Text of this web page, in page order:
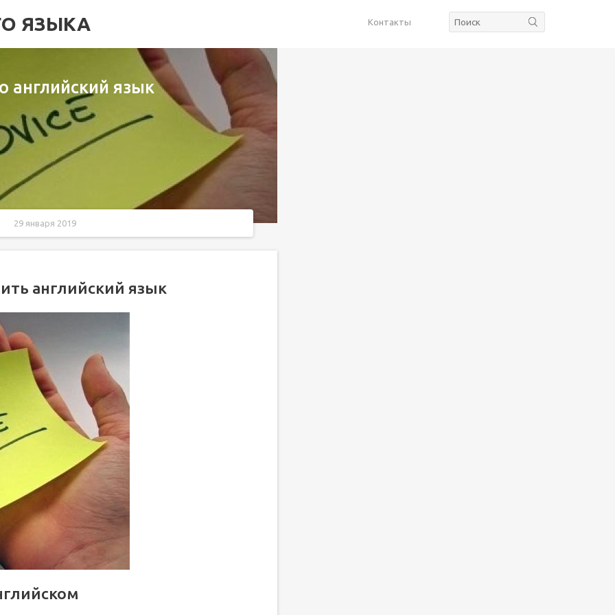
ЯЗЫКА Контакты
английский язык
29 января 2019
не ракетостроение
английский быстро, не обязательно платить
мобильный телефон – очень хорошие
английский язык